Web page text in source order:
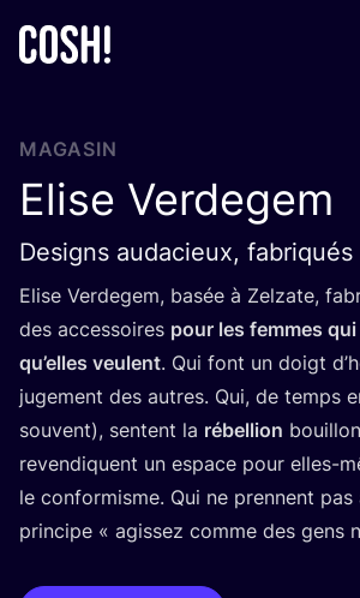
MAGASIN
Elise Verdegem
Designs audacieux,
Elise Ver­de­gem, basée à Zel­zate,
des acces­soires pour les femmes
qu’elles veulent. Qui font un doigt
juge­ment des autres. Qui, de temps
sou­vent), sentent la rébel­lion
reven­diquent un espace pour elles-
le confor­misme. Qui ne prennent
prin­cipe « agis­sez comme des gens